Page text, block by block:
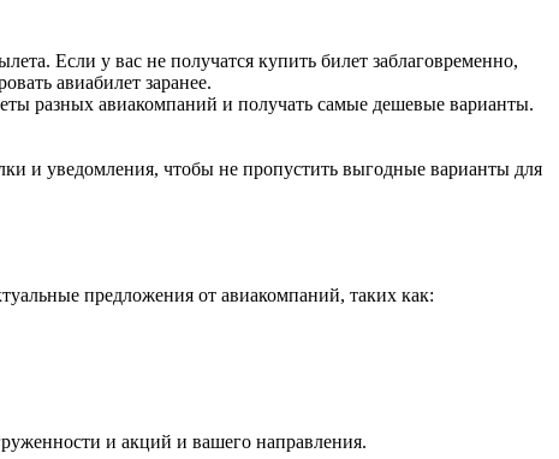
Если у вас не получатся купить билет заблаговременно,
авиабилет заранее.
разных авиакомпаний и получать самые дешевые варианты.
и уведомления, чтобы не пропустить выгодные варианты для
предложения от авиакомпаний, таких как:
и акций и вашего направления.